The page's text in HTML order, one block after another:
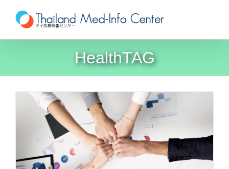
content
HealthTAG